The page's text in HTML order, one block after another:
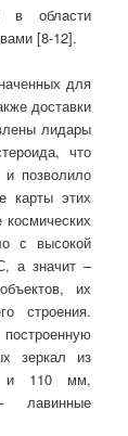
в области
[8-12].
для
доставки
лидары
что
позволило
карты этих
космических
с высокой
а значит –
их
строения.
зеркал из
и 110 мм,
лавинные